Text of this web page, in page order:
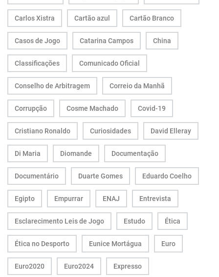
Carlos Xistra Cartão azul Cartão Branco
Casos de Jogo Catarina Campos China
Classificações Comunicado Oficial
Conselho de Arbitragem Correio da Manhã
Corrupção Cosme Machado Covid-19
Cristiano Ronaldo Curiosidades David Elleray
Di Maria Diomande Documentação
Documentário Duarte Gomes Eduardo Coelho
Egipto Empurrar ENAJ Entrevista
Esclarecimento Leis de Jogo Estudo Ética
Ética no Desporto Eunice Mortágua Euro
Euro2020 Euro2024 Expresso